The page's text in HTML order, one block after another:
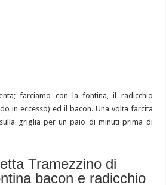
farciamo con la fontina, il radicchio
in eccesso) ed il bacon. Una volta farcita
griglia per un paio di minuti prima di
Tramezzino di
bacon e radicchio